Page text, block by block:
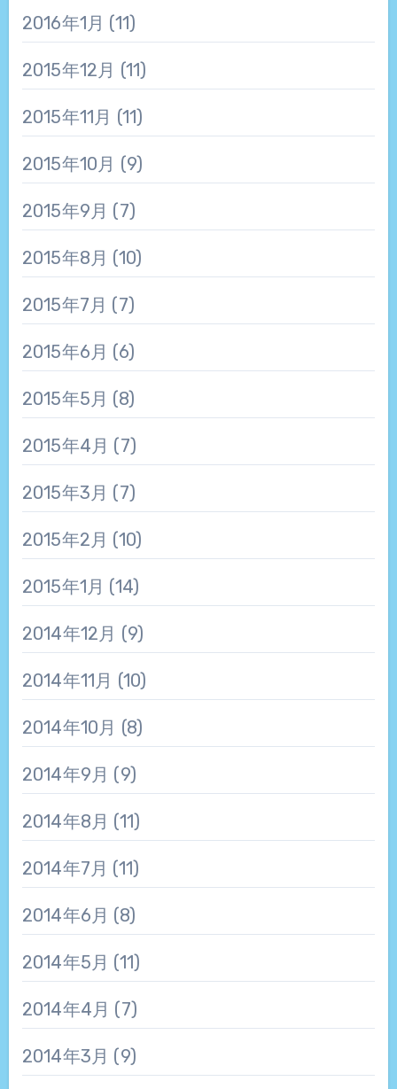
2016年1月 (11)
2015年12月 (11)
2015年11月 (11)
2015年10月 (9)
2015年9月 (7)
2015年8月 (10)
2015年7月 (7)
2015年6月 (6)
2015年5月 (8)
2015年4月 (7)
2015年3月 (7)
2015年2月 (10)
2015年1月 (14)
2014年12月 (9)
2014年11月 (10)
2014年10月 (8)
2014年9月 (9)
2014年8月 (11)
2014年7月 (11)
2014年6月 (8)
2014年5月 (11)
2014年4月 (7)
2014年3月 (9)